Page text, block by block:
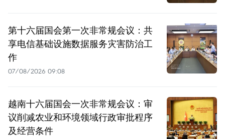
第十六届国会第一次非常规会议：共
享电信基础设施数据服务灾害防治工
作
07/08/2026 09:08
越南十六届国会一次非常规会议：审
议削减农业和环境领域行政审批程序
及经营条件